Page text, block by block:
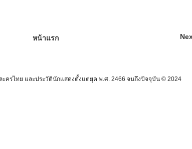
หน้าแรก
ครไทย และประวัตินักแสดงตั้งแต่ยุค พ.ศ. 2466 จนถึงปัจจุบัน © 2024